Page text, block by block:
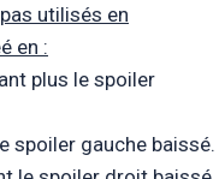
utilisés en
en :
plus le spoiler
spoiler gauche baissé.